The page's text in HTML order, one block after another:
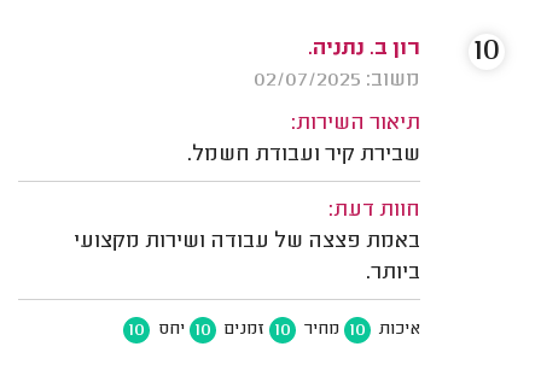
רון ב. נתניה.
משוב: 02/07/2025
תיאור השירות:
שבירת קיר ועבודת חשמל.
חוות דעת:
באמת פצצה של עבודה ושירות מקצועי
ביותר.
איכות 10 מחיר 10 זמנים 10 יחס 10
10